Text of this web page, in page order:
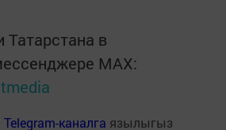
Татарстана в
MАХ:
Telegram-каналга язылыгыз